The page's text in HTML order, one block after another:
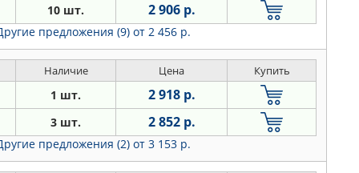
10 шт. 2 906 р.
предложения (9) от 2 456 р.
Наличие Цена Купить
1 шт. 2 918 р.
3 шт. 2 852 р.
предложения (2) от 3 153 р.